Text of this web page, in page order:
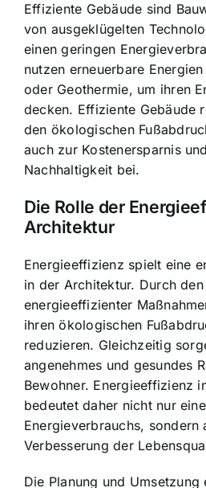
Effiziente Gebäude sind
von ausgeklügelten
einen geringen
nutzen erneuerbare
oder Geothermie, um ihren
decken. Effiziente Gebäude
den ökologischen
auch zur Kostenersparnis
Nachhaltigkeit bei.
Die Rolle der
Architektur
Energieeffizienz spielt eine
in der Architektur. Durch den
energieeffizienter
ihren ökologischen
reduzieren. Gleichzeitig
angenehmes und gesundes
Bewohner. Energieeffizienz
bedeutet daher nicht nur
Energieverbrauchs, sondern
Verbesserung der
Die Planung und